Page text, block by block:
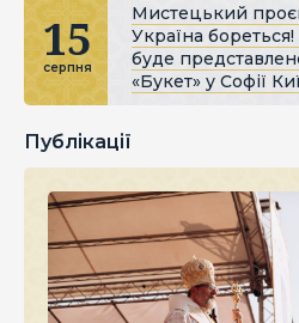
15
серпня
Мистецький
Україна
буде
«Букет» у Софії
Публікації